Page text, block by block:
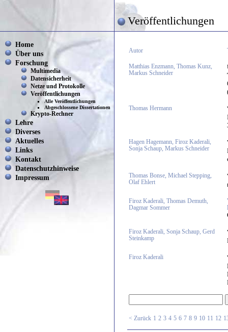
Veröffentlichungen
Home
Über uns
Forschung
Multimedia
Datensicherheit
Netze und Protokolle
Veröffentlichungen
Alle Veröffentlichungen
Abgeschlossene Dissertationen
Krypto-Rechner
Lehre
Diverses
Aktuelles
Links
Kontakt
Datenschutzhinweise
Impressum
Autor
Matthias Enzmann, Thomas Kunz,
Markus Schneider
Thomas Hermann
Hagen Hagemann, Firoz Kaderali,
Sonja Schaup, Markus Schneider
Thomas Bonse, Michael Stepping,
Olaf Ehlert
Firoz Kaderali, Thomas Demuth,
Dagmar Sommer
Firoz Kaderali, Sonja Schaup, Gerd
Steinkamp
Firoz Kaderali
< Zurück 1 2 3 4 5 6 7 8 9 10 11 12